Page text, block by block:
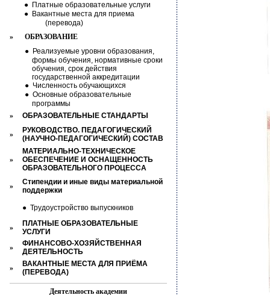
● Платные образовательные услуги
● Вакантные места для приема
(перевода)
»
ОБРАЗОВАНИЕ
● Реализуемые уровни образования,
формы обучения, нормативные сроки
обучения, срок действия
государственной аккредитации
● Численность обучающихся
● Основные образовательные
программы
»
ОБРАЗОВАТЕЛЬНЫЕ СТАНДАРТЫ
»
РУКОВОДСТВО. ПЕДАГОГИЧЕСКИЙ
(НАУЧНО-ПЕДАГОГИЧЕСКИЙ) СОСТАВ
»
МАТЕРИАЛЬНО-ТЕХНИЧЕСКОЕ
ОБЕСПЕЧЕНИЕ И ОСНАЩЕННОСТЬ
ОБРАЗОВАТЕЛЬНОГО ПРОЦЕССА
»
Стипендии и иные виды материальной
поддержки
● Трудоустройство выпускников
»
ПЛАТНЫЕ ОБРАЗОВАТЕЛЬНЫЕ
УСЛУГИ
»
ФИНАНСОВО-ХОЗЯЙСТВЕННАЯ
ДЕЯТЕЛЬНОСТЬ
»
ВАКАНТНЫЕ МЕСТА ДЛЯ ПРИЁМА
(ПЕРЕВОДА)
Деятельность академии